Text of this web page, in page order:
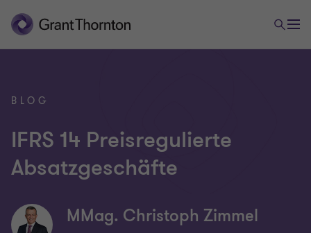
BLOG
IFRS 14 Preisregulierte
Absatzgeschäfte
MMag. Christoph Zimmel